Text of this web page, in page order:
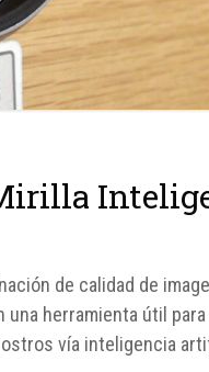
de calidad de
herramienta útil
vía inteligencia